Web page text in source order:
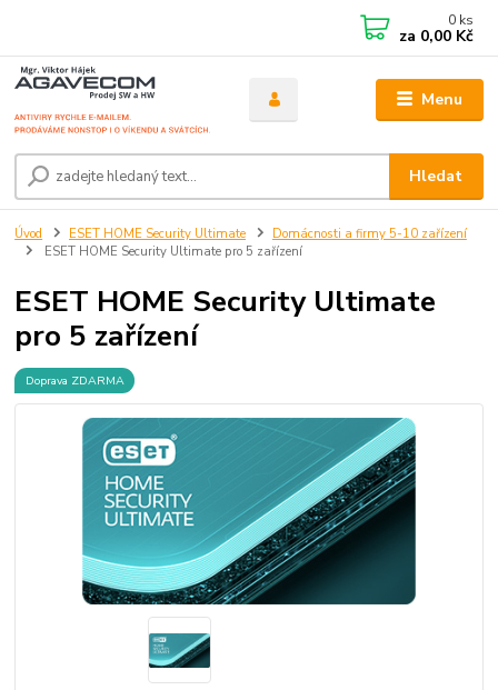
Menu
Hledat
0 ks
za 0,00 Kč
Úvod ESET HOME Security Ultimate
Domácnosti a firmy 5-10 zařízení
ESET HOME Security Ultimate pro 5 zařízení
ESET HOME Security Ultimate
pro 5 zařízení
Doprava ZDARMA